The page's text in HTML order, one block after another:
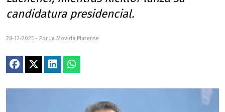
candidatura presidencial.
28-12-2025 - Por La Movida Platense